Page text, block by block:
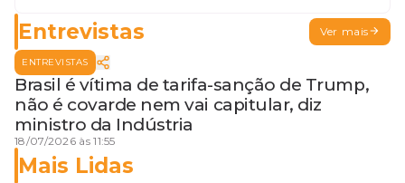
Entrevistas Ver mais
ENTREVISTAS
Brasil é vítima de tarifa-sanção de Trump,
não é covarde nem vai capitular, diz
ministro da Indústria
18/07/2026 às 11:55
Mais Lidas